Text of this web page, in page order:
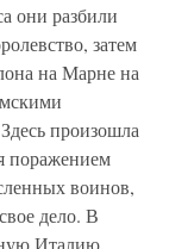
они разбили
затем
на Марне на
произошла
поражением
воинов,
дело. В
Италию.